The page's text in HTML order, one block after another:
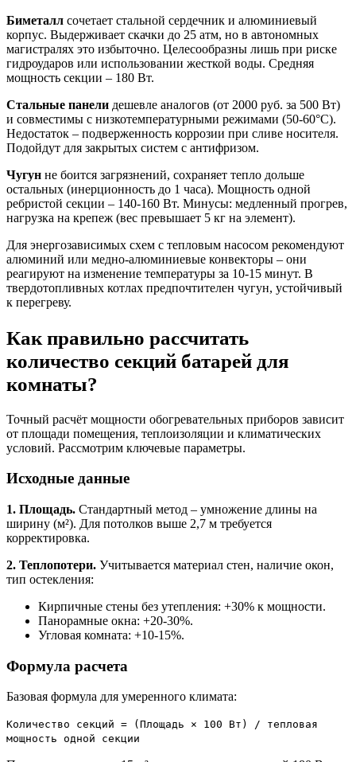
Биметалл сочетает стальной сердечник и алюминиевый
корпус. Выдерживает скачки до 25 атм, но в автономных
магистралях это избыточно. Целесообразны лишь при риске
гидроударов или использовании жесткой воды. Средняя
мощность секции – 180 Вт.
Стальные панели дешевле аналогов (от 2000 руб. за 500 Вт)
и совместимы с низкотемпературными режимами (50-60°C).
Недостаток – подверженность коррозии при сливе носителя.
Подойдут для закрытых систем с антифризом.
Чугун не боится загрязнений, сохраняет тепло дольше
остальных (инерционность до 1 часа). Мощность одной
ребристой секции – 140-160 Вт. Минусы: медленный прогрев,
нагрузка на крепеж (вес превышает 5 кг на элемент).
Для энергозависимых схем с тепловым насосом рекомендуют
алюминий или медно-алюминиевые конвекторы – они
реагируют на изменение температуры за 10-15 минут. В
твердотопливных котлах предпочтителен чугун, устойчивый
к перегреву.
Как правильно рассчитать
количество секций батарей для
комнаты?
Точный расчёт мощности обогревательных приборов зависит
от площади помещения, теплоизоляции и климатических
условий. Рассмотрим ключевые параметры.
Исходные данные
1. Площадь. Стандартный метод – умножение длины на
ширину (м²). Для потолков выше 2,7 м требуется
корректировка.
2. Теплопотери. Учитывается материал стен, наличие окон,
тип остекления:
Кирпичные стены без утепления: +30% к мощности.
Панорамные окна: +20-30%.
Угловая комната: +10-15%.
Формула расчета
Базовая формула для умеренного климата:
Количество секций = (Площадь × 100 Вт) / тепловая
мощность одной секции